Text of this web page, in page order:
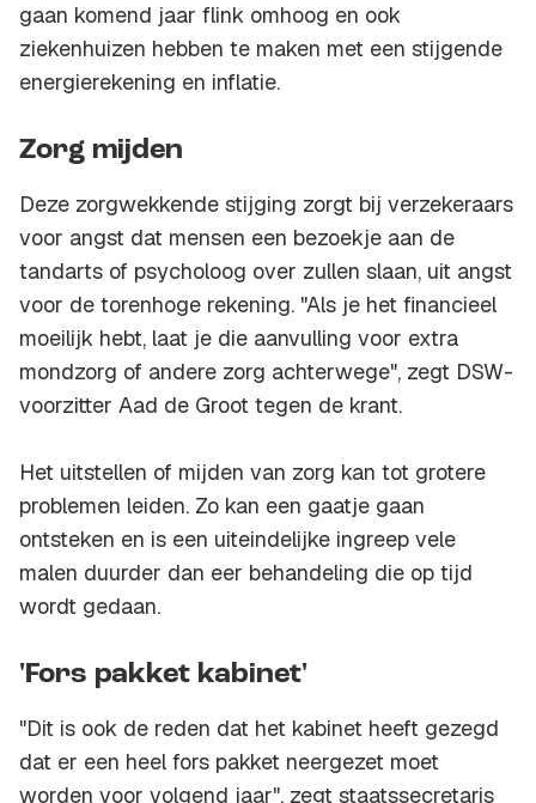
gaan komend jaar flink omhoog en ook
ziekenhuizen hebben te maken met een stijgende
energierekening en inflatie.
Zorg mijden
Deze zorgwekkende stijging zorgt bij verzekeraars
voor angst dat mensen een bezoekje aan de
tandarts of psycholoog over zullen slaan, uit angst
voor de torenhoge rekening. "Als je het financieel
moeilijk hebt, laat je die aanvulling voor extra
mondzorg of andere zorg achterwege", zegt DSW-
voorzitter Aad de Groot tegen de krant.
Het uitstellen of mijden van zorg kan tot grotere
problemen leiden. Zo kan een gaatje gaan
ontsteken en is een uiteindelijke ingreep vele
malen duurder dan eer behandeling die op tijd
wordt gedaan.
'Fors pakket kabinet'
"Dit is ook de reden dat het kabinet heeft gezegd
dat er een heel fors pakket neergezet moet
worden voor volgend jaar", zegt staatssecretaris